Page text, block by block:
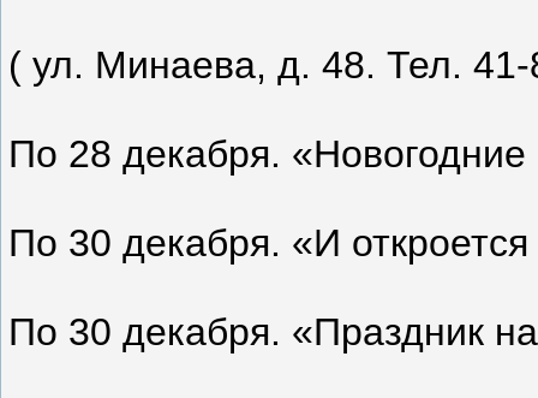
( ул. Минаева, д. 48. Тел.
По 28 декабря.
По 30 декабря. «И
По 30 декабря. «Праздник